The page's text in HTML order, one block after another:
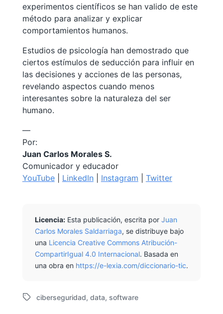
experimentos científicos se han valido de este
método para analizar y explicar
comportamientos humanos.
Estudios de psicología han demostrado que
ciertos estímulos de seducción para influir en
las decisiones y acciones de las personas,
revelando aspectos cuando menos
interesantes sobre la naturaleza del ser
humano.
—
Por:
Juan Carlos Morales S.
Comunicador y educador
YouTube| LinkedIn| Instagram Twitter
Licencia:Esta publicación, escrita por Juan
Carlos Morales Saldarriaga, se distribuye bajo
una Licencia Creative Commons Atribución-
CompartirIgual 4.0 Internacional. Basada en
una obra en https://e-lexia.com/diccionario-tic.
E
ciberseguridad, data, software